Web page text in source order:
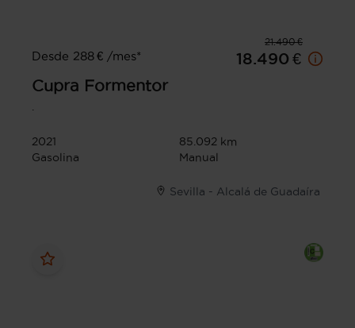
21.490 €
Desde 288 € /mes*
18.490 €
Cupra Formentor
.
2021
85.092 km
Gasolina
Manual
Sevilla - Alcalá de Guadaíra